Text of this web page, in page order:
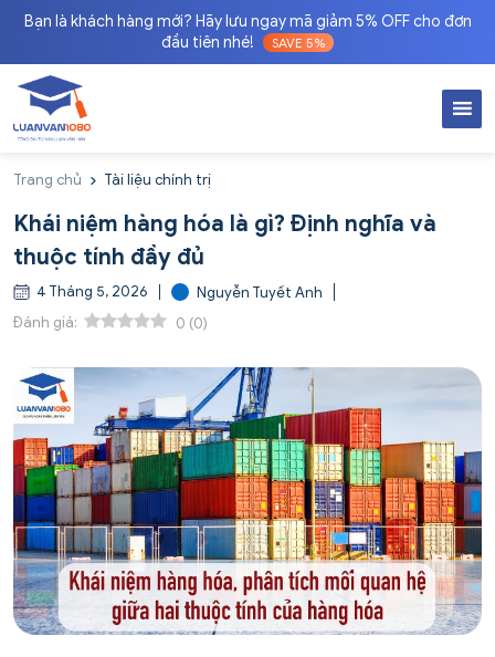
Bạn là khách hàng mới? Hãy lưu ngay mã giảm 5% OFF cho đơn
đầu tiên nhé!
SAVE 5%
Trang chủ Tài liệu chính trị
Khái niệm hàng hóa là gì? Định nghĩa và
thuộc tính đầy đủ
4 Tháng 5, 2026
Nguyễn Tuyết Anh
Đánh giá:
0 (0)